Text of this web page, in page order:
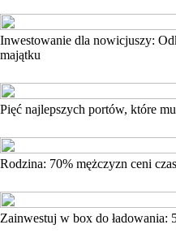
Inwestowanie dla nowicjuszy:
majątku
Pięć najlepszych portów, które
Rodzina: 70% mężczyzn ceni
Zainwestuj w box do